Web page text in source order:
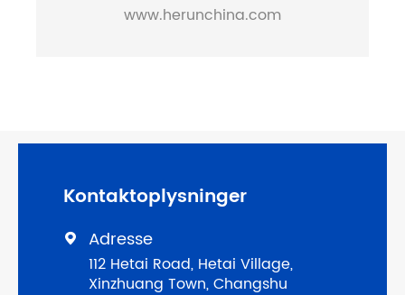
www.herunchina.com
Kontaktoplysninger
 Adresse
112 Hetai Road, Hetai Village,
Xinzhuang Town, Changshu